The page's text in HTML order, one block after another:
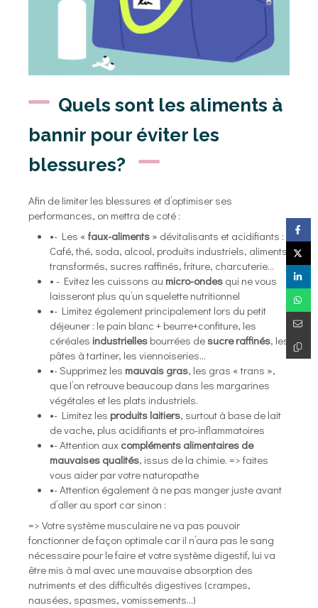
Quels sont les aliments à
bannir pour éviter les
blessures?
Afin de limiter les blessures et d’optimiser ses
performances, on mettra de coté :
•- Les « faux-aliments » dévitalisants et acidifiants :
Café, thé, soda, alcool, produits industriels, aliments
transformés, sucres raffinés, friture, charcuterie…
• - Evitez les cuissons au micro-ondes qui ne vous
laisseront plus qu’un squelette nutritionnel
•- Limitez également principalement lors du petit
déjeuner : le pain blanc + beurre+confiture, les
céréales industrielles bourrées desucreraffinés, les
pâtes à tartiner, les viennoiseries…
•- Supprimez les mauvais gras, les gras « trans »,
que l’on retrouve beaucoup dans les margarines
végétales et les plats industriels.
•- Limitez les produits laitiers, surtout à base de lait
de vache, plus acidifiants et pro-inflammatoires
•- Attention aux compléments alimentaires de
mauvaises qualités, issus de la chimie. => faites
vous aider par votre naturopathe
•- Attention également à ne pas manger juste avant
d’aller au sport car sinon :
=> Votre système musculaire ne va pas pouvoir
fonctionner de façon optimale car il n’aura pas le sang
nécessaire pour le faire et votre système digestif, lui va
être mis à mal avec une mauvaise absorption des
nutriments et des difficultés digestives (crampes,
nausées, spasmes, vomissements…)